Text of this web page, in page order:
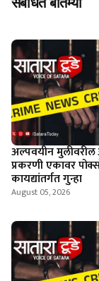
अल्पवयीन मुलीवरील
प्रकरणी एकावर
कायद्यांतर्गत गुन्हा
August 05, 2026